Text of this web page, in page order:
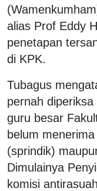
alias Prof Eddy
penetapan
di KPK.
Tubagus
pernah
guru besar
belum
(sprindik)
Dimulainya
komisi